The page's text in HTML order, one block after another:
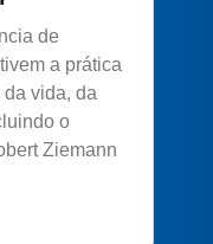
de
a prática
vida, da
o
Ziemann